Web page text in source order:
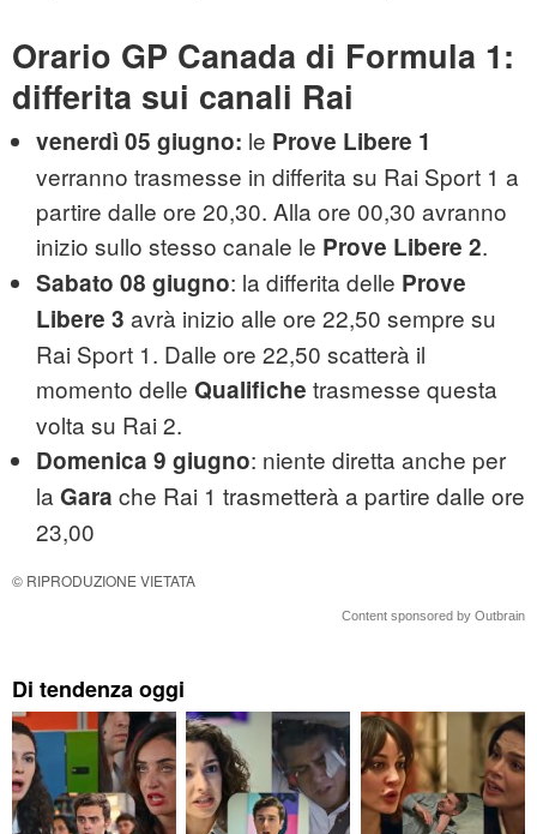
Orario GP Canada di Formula 1:
differita sui canali Rai
venerdì 05 giugno: le Prove Libere 1
verranno trasmesse in differita su Rai Sport 1 a
partire dalle ore 20,30. Alla ore 00,30 avranno
inizio sullo stesso canale le Prove Libere 2.
Sabato 08 giugno: la differita delle Prove
Libere 3 avrà inizio alle ore 22,50 sempre su
Rai Sport 1. Dalle ore 22,50 scatterà il
momento delle Qualifiche trasmesse questa
volta su Rai 2.
Domenica 9 giugno: niente diretta anche per
la Gara che Rai 1 trasmetterà a partire dalle ore
23,00
© RIPRODUZIONE VIETATA
Content sponsored by Outbrain
Di tendenza oggi